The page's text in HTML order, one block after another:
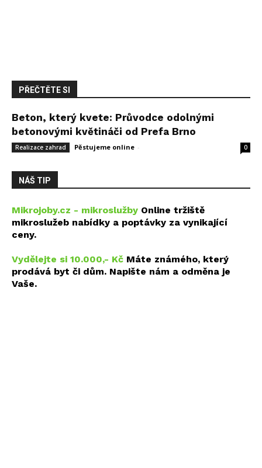
PŘEČTĚTE SI
Beton, který kvete: Průvodce odolnými
betonovými květináči od Prefa Brno
Realizace zahrad Pěstujeme online - 0
NÁŠ TIP
Mikrojoby.cz - mikroslužby Online tržiště
mikroslužeb nabídky a poptávky za vynikající
ceny.
Vydělejte si 10.000,- Kč Máte známého, který
prodává byt či dům. Napište nám a odměna je
Vaše.